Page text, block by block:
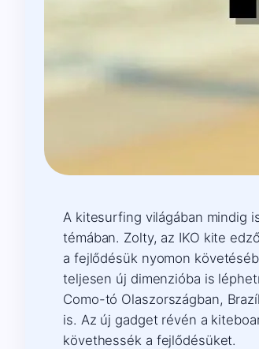
A kitesurfing világában mindig
témában. Zolty, az IKO kite
a fejlődésük nyomon
teljesen új dimenzióba is
Como-tó Olaszországban,
is. Az új gadget révén a
követhessék a fejlődésüket.